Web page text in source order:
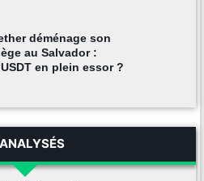
déménage son
au Salvador :
en plein essor ?